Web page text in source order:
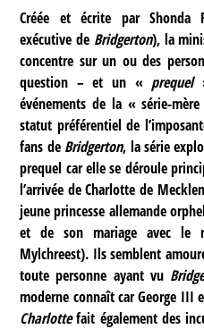
Créée et écrite par Shonda
exécutive de Bridgerton), la
concentre sur un ou des
question – et un « prequel
événements de la « série-
statut préférentiel de
fans de Bridgerton, la série
prequel car elle se déroule
l’arrivée de Charlotte de
jeune princesse allemande
et de son mariage avec le
Mylchreest). Ils semblent
toute personne ayant vu
moderne connaît car George
Charlottefait également des